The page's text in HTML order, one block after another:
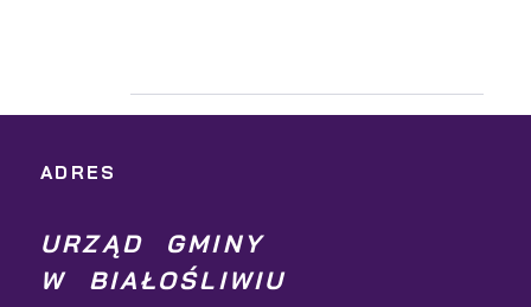
ADRES
URZĄD GMINY
W BIAŁOŚLIWIU